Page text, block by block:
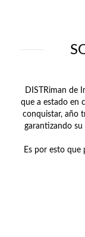
DISTRiman de
que a estado en
conquistar, año
garantizando
Es por esto que